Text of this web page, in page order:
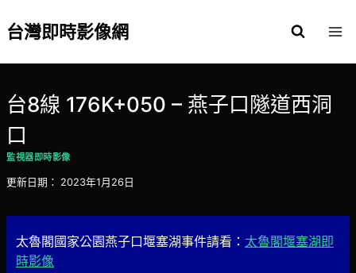
to台灣即時影像網
台8線 176K+050 – 燕子口隧道西洞
口
監視器即時影像
更新日期： 2023年1月26日
太魯閣國家公園燕子口堰塞湖事件請看： 太魯閣堰塞湖即
時影像